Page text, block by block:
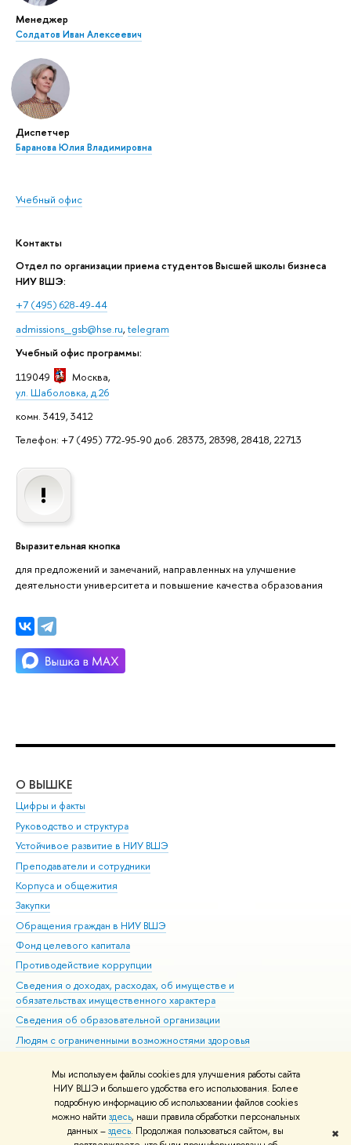
Мы используем файлы cookies для улучшения работы сайта
НИУ ВШЭ и большего удобства его использования. Более
подробную информацию об использовании файлов cookies
можно найти здесь, наши правила обработки персональных
данных –здесь. Продолжая пользоваться сайтом, вы
✖
Менеджер
Солдатов Иван Алексеевич
Диспетчер
Баранова Юлия Владимировна
Учебный офис
Контакты
Отдел по организации приема студентов Высшей школы бизнеса
НИУ ВШЭ:
+7 (495) 628-49-44
admissions_gsb@hse.ru, telegram
Учебный офис программы:
119049
Москва,
ул. Шаболовка, д.26
комн. 3419, 3412
Телефон: +7 (495) 772-95-90 доб. 28373, 28398, 28418, 22713
Выразительная кнопка
для предложений и замечаний, направленных на улучшение
деятельности университета и повышение качества образования
О ВЫШКЕ
Цифры и факты
Руководство и структура
Устойчивое развитие в НИУ ВШЭ
Преподаватели и сотрудники
Корпуса и общежития
Закупки
Обращения граждан в НИУ ВШЭ
Фонд целевого капитала
Противодействие коррупции
Сведения о доходах, расходах, об имуществе и
обязательствах имущественного характера
Сведения об образовательной организации
Людям с ограниченными возможностями здоровья
Работа в Вышке